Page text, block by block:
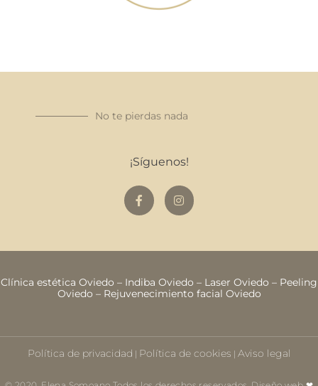
No te pierdas nada
¡Síguenos!
Clínica estética Oviedo – Indiba Oviedo – Laser Oviedo – Peeling
Oviedo – Rejuvenecimiento facial Oviedo
Política de privacidad | Política de cookies | Aviso legal